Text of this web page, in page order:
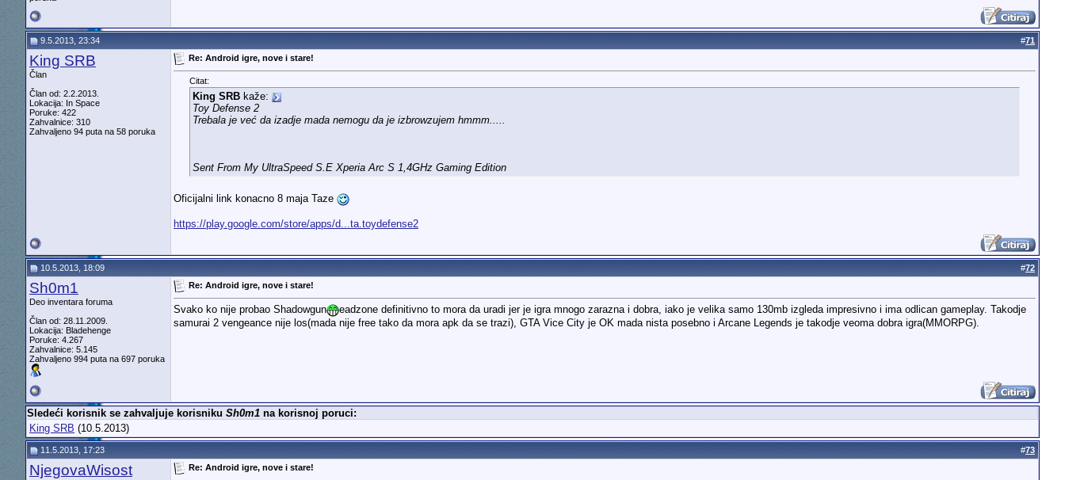
9.5.2013, 23:34 #71
King SRB
Član
Član od: 2.2.2013.
Lokacija: In Space
Poruke: 422
Zahvalnice: 310
Zahvaljeno 94 puta na 58 poruka
Re: Android igre, nove i stare!
Citat:
King SRBkaže:
Toy Defense 2
Trebala je već da izadje mada nemogu da je izbrowzujem hmmm.....
Sent From My UltraSpeed S.E Xperia Arc S 1,4GHz Gaming Edition
Oficijalni link konacno 8 maja Taze
https://play.google.com/store/apps/d...ta.toydefense2
10.5.2013, 18:09 #72
Sh0m1
Deo inventara foruma
Član od: 28.11.2009.
Lokacija: Bladehenge
Poruke: 4.267
Zahvalnice: 5.145
Zahvaljeno 994 puta na 697 poruka
Re: Android igre, nove i stare!
Svako ko nije probao Shadowgun
eadzone definitivno to mora da uradi jer je igra mnogo zarazna i dobra, iako je velika samo 130mb izgleda impresivno i ima odlican gameplay. Takodje
samurai 2 vengeance nije los(mada nije free tako da mora apk da se trazi), GTA Vice City je OK mada nista posebno i Arcane Legends je takodje veoma dobra igra(MMORPG).
Sledeći korisnik se zahvaljuje korisniku Sh0m1na korisnoj poruci:
King SRB (10.5.2013)
11.5.2013, 17:23 #73
NjegovaWisost Re: Android igre, nove i stare!